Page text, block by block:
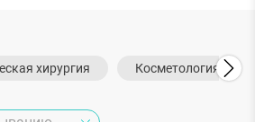
хирургия Косметология